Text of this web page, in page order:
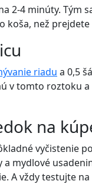
2-4 minúty. Tým
koša, než
riadu a 0,5
v tomto roztoku
na
vyčistenie
mydlové
A vždy testujte